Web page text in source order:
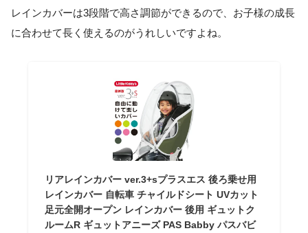
レインカバーは3段階で高さ調節ができるので、お子様の成長
に合わせて長く使えるのがうれしいですよね。
リアレインカバー ver.3+sプラスエス 後ろ乗せ用
レインカバー 自転車 チャイルドシート UVカット
足元全開オープン レインカバー 後用 ギュットク
ルームR ギュットアニーズ PAS Babby パスバビ